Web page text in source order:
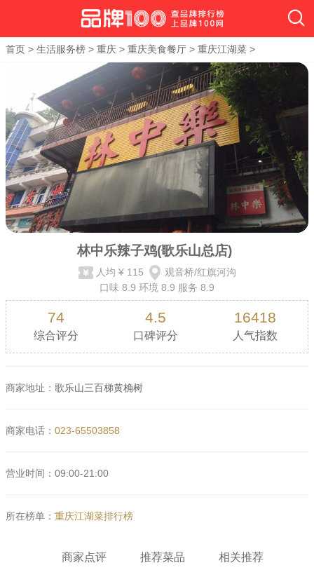
首页 > 生活服务榜 > 重庆 > 重庆美食餐厅 > 重庆江湖菜 >
林中乐辣子鸡(歌乐山总店)
人均 ¥ 115
观音桥/红旗河沟
口味 8.9 环境 8.9 服务 8.9
74
综合评分
4.5
口碑评分
16418
人气指数
商家地址： 歌乐山三百梯黄桷树
商家电话： 023-65503858
营业时间：09:00-21:00
所在榜单： 重庆江湖菜排行榜
商家点评 推荐菜品 相关推荐